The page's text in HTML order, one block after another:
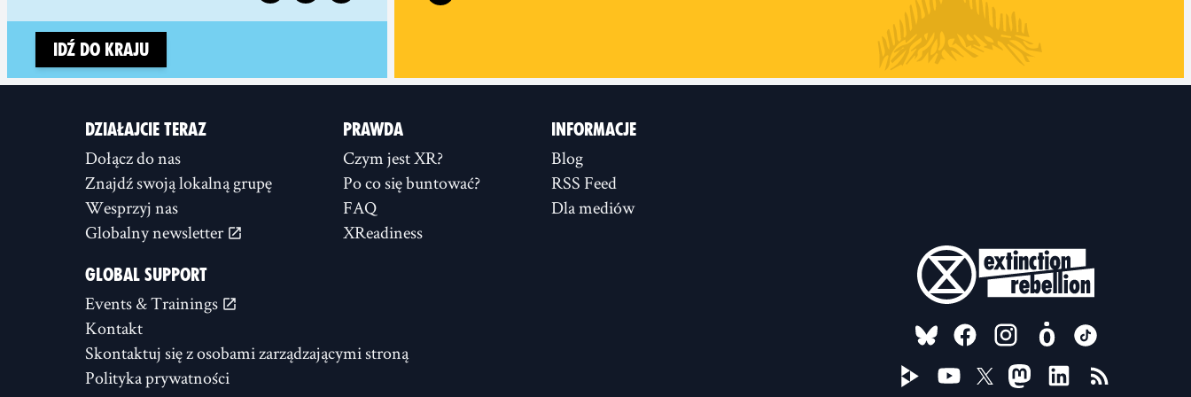
Idź do kraju
DZIAŁAJCIE TERAZ
Dołącz do nas
Znajdź swoją lokalną grupę
Wesprzyj nas
Globalny newsletter
PRAWDA
Czym jest XR?
Po co się buntować?
FAQ
XReadiness
INFORMACJE
Blog
RSS Feed
Dla mediów
GLOBAL SUPPORT
Events & Trainings
Kontakt
Skontaktuj się z osobami zarządzającymi stroną
Polityka prywatności
FOLLOW US ON